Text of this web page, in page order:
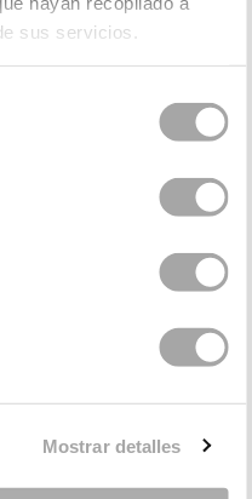
sus servicios.
Mostrar detalles